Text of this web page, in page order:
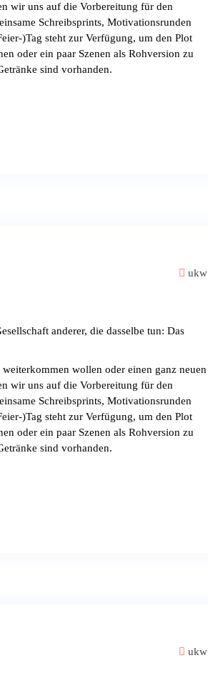
wir uns auf die Vorbereitung für den
Schreibsprints, Motivationsrunden
)Tag steht zur Verfügung, um den Plot
oder ein paar Szenen als Rohversion zu
sind vorhanden.
ukw
anderer, die dasselbe tun: Das
wollen oder einen ganz neuen
wir uns auf die Vorbereitung für den
Schreibsprints, Motivationsrunden
)Tag steht zur Verfügung, um den Plot
oder ein paar Szenen als Rohversion zu
sind vorhanden.
ukw